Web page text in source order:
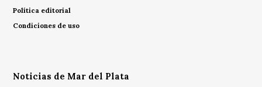
Política editorial
Condiciones de uso
Noticias de Mar del Plata